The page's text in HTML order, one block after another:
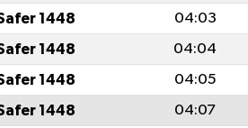
1448 04:03
1448 04:04
1448 04:05
1448 04:07